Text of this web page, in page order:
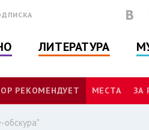
ЛИТЕРАТУРА
РЕКОМЕНДУЕТ МЕСТА ЗА
обскура"